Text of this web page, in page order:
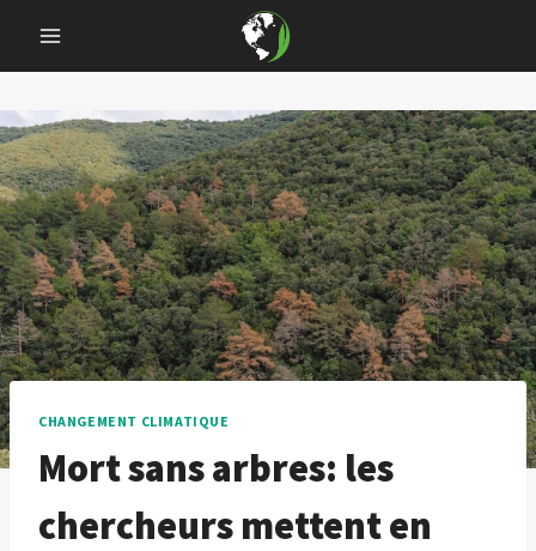
content
CHANGEMENT CLIMATIQUE
Mort sans arbres: les
chercheurs mettent en